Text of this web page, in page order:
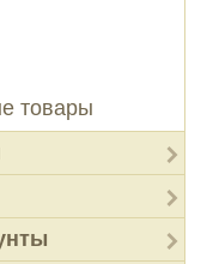
товары